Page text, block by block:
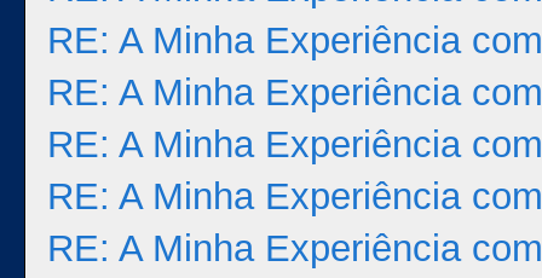
RE: A Minha Experiência
RE: A Minha Experiência
RE: A Minha Experiência
RE: A Minha Experiência
RE: A Minha Experiência